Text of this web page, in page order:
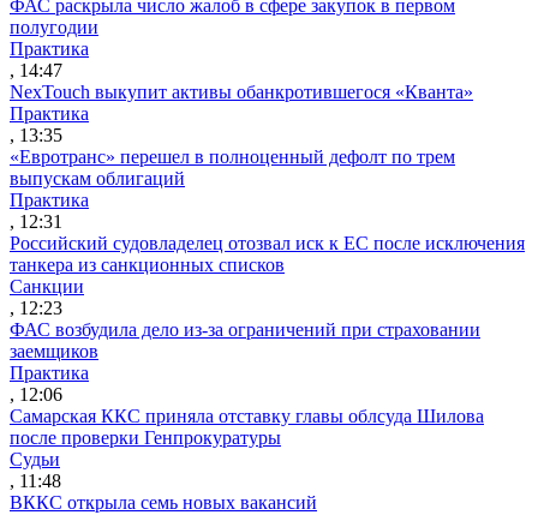
ФАС раскрыла число жалоб в сфере закупок в первом
полугодии
Практика
, 14:47
NexTouch выкупит активы обанкротившегося «Кванта»
Практика
, 13:35
«Евротранс» перешел в полноценный дефолт по трем
выпускам облигаций
Практика
, 12:31
Российский судовладелец отозвал иск к ЕС после исключения
танкера из санкционных списков
Санкции
, 12:23
ФАС возбудила дело из-за ограничений при страховании
заемщиков
Практика
, 12:06
Самарская ККС приняла отставку главы облсуда Шилова
после проверки Генпрокуратуры
Судьи
, 11:48
ВККС открыла семь новых вакансий